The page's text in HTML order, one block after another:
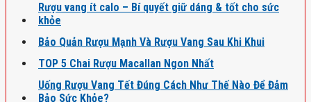
Rượu vang ít calo – Bí quyết giữ dáng & tốt cho sức
khỏe
Bảo Quản Rượu Mạnh Và Rượu Vang Sau Khi Khui
TOP 5 Chai Rượu Macallan Ngon Nhất
Uống Rượu Vang Tết Đúng Cách Như Thế Nào Để Đảm
Bảo Sức Khỏe?